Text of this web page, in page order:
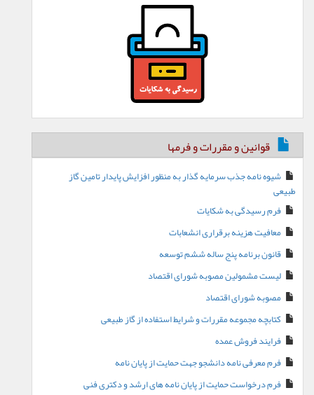
قوانین و مقررات و فرمها
شیوه نامه جذب سرمایه گذار به منظور افزایش پایدار تامین گاز
طبیعی
فرم رسیدگی به شکایات
معافیت هزینه برقراری انشعابات
قانون برنامه پنج ساله ششم توسعه
لیست مشمولین مصوبه شورای اقتصاد
مصوبه شورای اقتصاد
کتابچه مجموعه مقررات و شرایط استفاده از گاز طبیعی
فرایند فروش عمده
فرم معرفی نامه دانشجو جهت حمایت از پایان نامه
فرم درخواست حمایت از پایان نامه های ارشد و دکتری فنی